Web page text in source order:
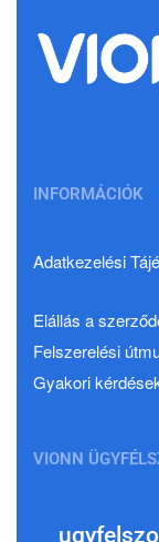
INFORMÁCIÓK
Adatkezelési
Elállás a
Felszerelési
Gyakori
VIONN